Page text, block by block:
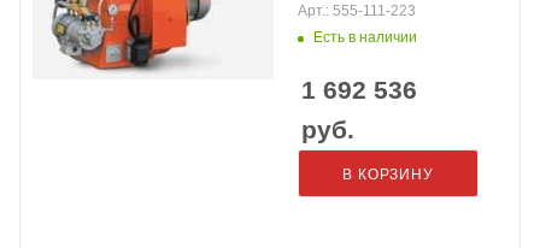
Есть в наличии
Арт.: 555-111-223
1 692 536
руб.
В КОРЗИНУ